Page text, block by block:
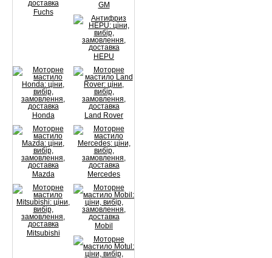
Fuchs
GM
HEPU
Honda Land Rover
Mazda Mercedes
Mitsubishi
Mobil